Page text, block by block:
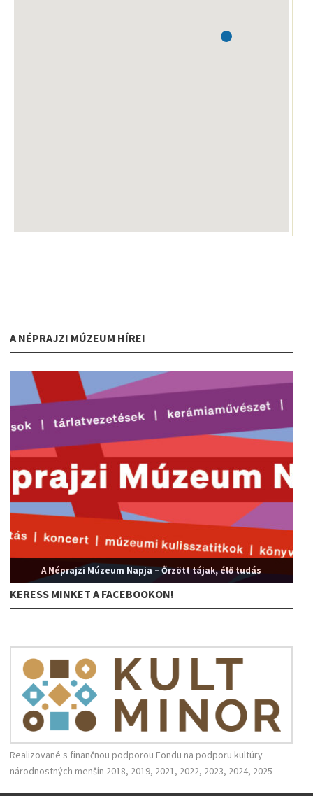
A NÉPRAJZI MÚZEUM HÍREI
A Néprajzi Múzeum Napja – Őrzött tájak, élő tudás
KERESS MINKET A FACEBOOKON!
Realizované s finančnou podporou Fondu na podporu kultúry
národnostných menšín 2018, 2019, 2021, 2022, 2023, 2024, 2025